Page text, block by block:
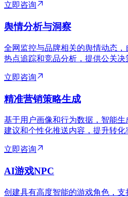
立即咨询
舆情分析与洞察
全网监控与品牌相关的舆情动态
热点追踪和竞品分析，提供公关决
立即咨询
精准营销策略生成
基于用户画像和行为数据，智能
建议和个性化推送内容，提升转化
立即咨询
AI游戏NPC
创建具有高度智能的游戏角色，